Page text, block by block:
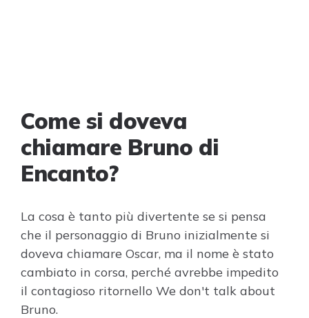
Come si doveva
chiamare Bruno di
Encanto?
La cosa è tanto più divertente se si pensa
che il personaggio di Bruno inizialmente si
doveva chiamare Oscar, ma il nome è stato
cambiato in corsa, perché avrebbe impedito
il contagioso ritornello We don't talk about
Bruno.